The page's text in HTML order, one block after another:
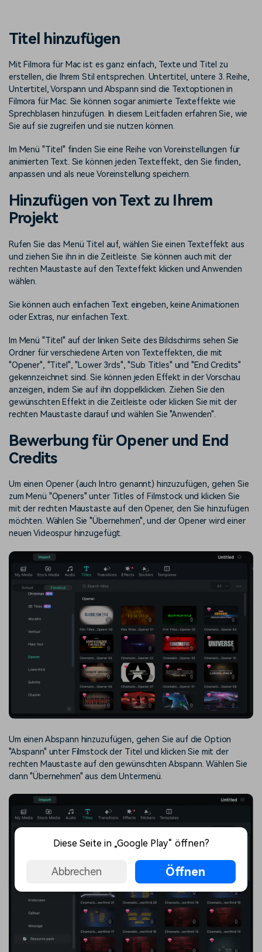
Kickstart Bootcamp
Lernen, ausdrücken und
erweitern Sie Ihre
Videobearbeitungs-
Fähigkeiten mit Filmora
DIY-Spezialeffekte
Erfahren Sie, wie Sie einen
Spezialeffekt erzeugen
können
Creator
Monetarisierungs-
Programm
Ihren Einfluss mit Filmora
Freunde-werben-
Programm
An Freunde empfehlen,
Blog
Über Uns
und Kunden
Nachrichten und
Bewertungen
Kunden-Geschichten
Kunden Erfolg haben
Affiliate-Programm
auf Unternehmensebene frei
KAUFEN
Suchen
Titel hinzufügen
Mit Filmora für Mac ist es ganz einfach, Texte und Titel zu
erstellen, die Ihrem Stil entsprechen. Untertitel, untere 3. Reihe,
Untertitel, Vorspann und Abspann sind die Textoptionen in
Filmora für Mac. Sie können sogar animierte Texteffekte wie
Sprechblasen hinzufügen. In diesem Leitfaden erfahren Sie, wie
Sie auf sie zugreifen und sie nutzen können.
Im Menü "Titel" finden Sie eine Reihe von Voreinstellungen für
animierten Text. Sie können jeden Texteffekt, den Sie finden,
anpassen und als neue Voreinstellung speichern.
Hinzufügen von Text zu Ihrem
Projekt
Rufen Sie das Menü Titel auf, wählen Sie einen Texteffekt aus
und ziehen Sie ihn in die Zeitleiste. Sie können auch mit der
rechten Maustaste auf den Texteffekt klicken und Anwenden
wählen.
Sie können auch einfachen Text eingeben, keine Animationen
oder Extras, nur einfachen Text.
Im Menü "Titel" auf der linken Seite des Bildschirms sehen Sie
Ordner für verschiedene Arten von Texteffekten, die mit
"Opener", "Titel", "Lower 3rds", "Sub Titles" und "End Credits"
gekennzeichnet sind. Sie können jeden Effekt in der Vorschau
anzeigen, indem Sie auf ihn doppelklicken. Ziehen Sie den
gewünschten Effekt in die Zeitleiste oder klicken Sie mit der
rechten Maustaste darauf und wählen Sie "Anwenden".
Bewerbung für Opener und End
Credits
Um einen Opener (auch Intro genannt) hinzuzufügen, gehen Sie
zum Menü "Openers" unter Titles of Filmstock und klicken Sie
mit der rechten Maustaste auf den Opener, den Sie hinzufügen
möchten. Wählen Sie "Übernehmen", und der Opener wird einer
neuen Videospur hinzugefügt.
Um einen Abspann hinzuzufügen, gehen Sie auf die Option
"Abspann" unter Filmstock der Titel und klicken Sie mit der
rechten Maustaste auf den gewünschten Abspann. Wählen Sie
dann "Übernehmen" aus dem Untermenü.
Diese Seite in „Google Play“ öffnen?
Abbrechen Öffnen